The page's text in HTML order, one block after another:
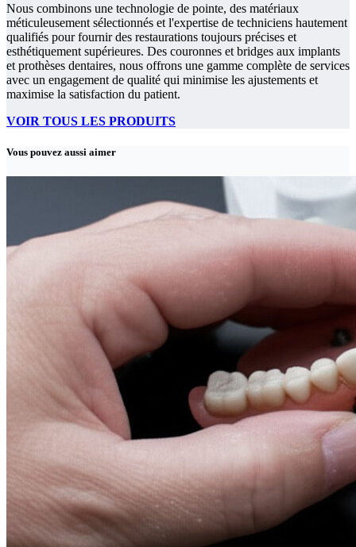
Nous combinons une technologie de pointe, des matériaux
méticuleusement sélectionnés et l'expertise de techniciens hautement
qualifiés pour fournir des restaurations toujours précises et
esthétiquement supérieures. Des couronnes et bridges aux implants
et prothèses dentaires, nous offrons une gamme complète de services
avec un engagement de qualité qui minimise les ajustements et
maximise la satisfaction du patient.
VOIR TOUS LES PRODUITS
Vous pouvez aussi aimer